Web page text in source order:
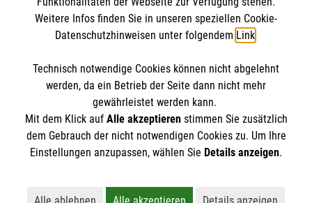
Sharepoint
Spendenkonto
Bank: Pax-Bank für Kirche und Caritas eG
IBAN: DE15 3706 0120 1201 2130 17
BIC: GENODED1PA7
So finden Sie uns
Streitfeldstr. 1
81673 München
Email:bistum.muenchen@malteser.org
Der Malteser Hilfsdienst e.V. ist als eingetragene
Gewerbesteuer befreit.
Weitere Infos finden Sie in unseren speziellen Cookie-
Datenschutzhinweisen unter folgendem Link.
Technisch notwendige Cookies können nicht abgelehnt
werden, da ein Betrieb der Seite dann nicht mehr
gewährleistet werden kann.
Mit dem Klick auf Alle akzeptierenstimmen Sie zusätzlich
dem Gebrauch der nicht notwendigen Cookies zu. Um Ihre
Einstellungen anzupassen, wählen Sie Details anzeigen.